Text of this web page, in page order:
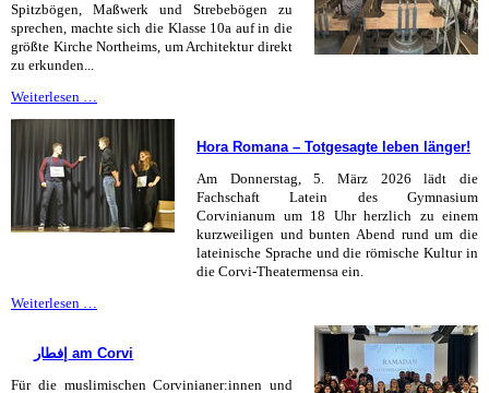
Spitzbögen, Maßwerk und Strebebögen zu
sprechen, machte sich die Klasse 10a auf in die
größte Kirche Northeims, um Architektur direkt
zu erkunden...
Weiterlesen …
Gotik
zum
Anfassen
Hora Romana – Totgesagte leben länger!
Am Donnerstag, 5. März 2026 lädt die
Fachschaft Latein des Gymnasium
Corvinianum um 18 Uhr herzlich zu einem
kurzweiligen und bunten Abend rund um die
lateinische Sprache und die römische Kultur in
die Corvi-Theatermensa ein.
Weiterlesen …
Totgesagte
leben
‎إفطار am Corvi
Für die muslimischen Corvinianer:innen und